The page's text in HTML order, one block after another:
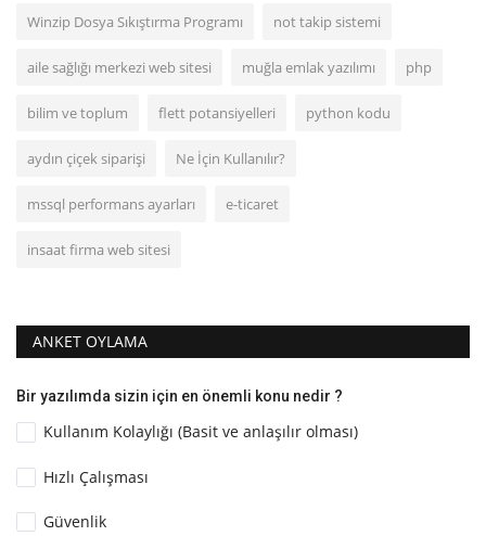
Winzip Dosya Sıkıştırma Programı not takip sistemi
aile sağlığı merkezi web sitesi muğla emlak yazılımı php
bilim ve toplum flett potansiyelleri python kodu
aydın çiçek siparişi Ne İçin Kullanılır?
mssql performans ayarları e-ticaret
insaat firma web sitesi
ANKET OYLAMA
Bir yazılımda sizin için en önemli konu nedir ?
Kullanım Kolaylığı (Basit ve anlaşılır olması)
Hızlı Çalışması
Güvenlik